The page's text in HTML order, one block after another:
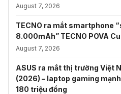
August 7, 2026
TECNO ra mắt smartphone
8.000mAh” TECNO POVA
August 7, 2026
ASUS ra mắt thị trường Việt
(2026) – laptop gaming
180 triệu đồng